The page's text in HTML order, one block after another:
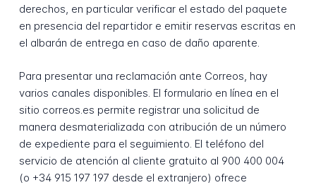
derechos, en particular verificar el estado del paquete
en presencia del repartidor e emitir reservas escritas en
el albarán de entrega en caso de daño aparente.
Para presentar una reclamación ante Correos, hay
varios canales disponibles. El formulario en línea en el
sitio correos.es permite registrar una solicitud de
manera desmaterializada con atribución de un número
de expediente para el seguimiento. El teléfono del
servicio de atención al cliente gratuito al 900 400 004
(o +34 915 197 197 desde el extranjero) ofrece